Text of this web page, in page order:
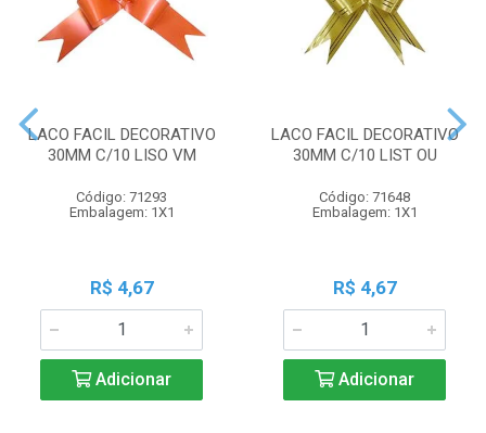
LACO FACIL DECORATIVO
30MM C/10 LISO VM
Código: 71293
Embalagem: 1X1
R$ 4,67
Adicionar
LACO FACIL DECORATIVO
30MM C/10 LIST OU
Código: 71648
Embalagem: 1X1
R$ 4,67
Adicionar